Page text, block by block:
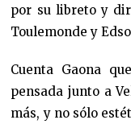
por su libreto y
Toulemonde y
Cuenta Gaona
pensada junto a
más, y no sólo